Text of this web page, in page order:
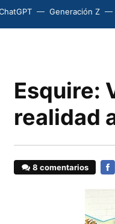
Generación Z
Esquire:
realidad
8 comentarios